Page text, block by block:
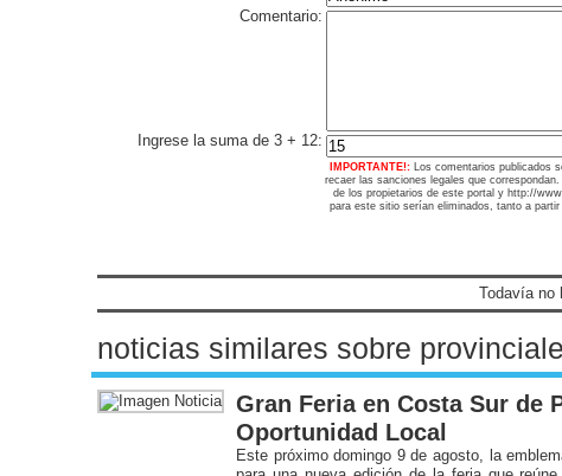
Comentario:
Ingrese la suma de 3 + 12:
IMPORTANTE!: Los comentarios publicados
recaer las sanciones legales que
de los propietarios de este portal y http://
para este sitio serían eliminados, tanto a
Todavía no
noticias similares sobre
Gran Feria en Costa Sur de
Oportunidad Local
Este próximo domingo 9 de agosto, la